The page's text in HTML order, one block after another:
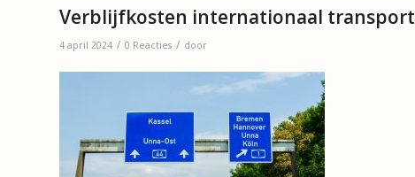
Verblijfkosten internationaal transport
4 april 2024 / 0 Reacties / door